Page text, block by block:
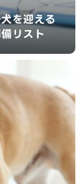
を迎える
リスト